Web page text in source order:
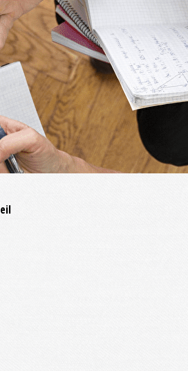
colonnes affichées
nationale